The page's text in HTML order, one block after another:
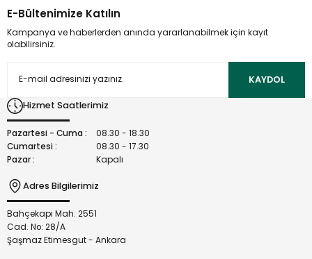
kullanarak tarafımıza iletebilirsiniz.
Görüş ve önerileriniz için teşekkür ederiz.
Ürün açıklamasında eksik bilgiler bulunuyor.
Bu ürüne benzer farklı alternatifler olmalı.
E-Bültenimize Katılın
Kampanya ve haberlerden anında yararlanabilmek için kayıt
olabilirsiniz.
KAYDOL
Hizmet Saatlerimiz
Pazartesi - Cuma :
08.30 - 18.30
Cumartesi :
08.30 - 17.30
Pazar :
Kapalı
Adres Bilgilerimiz
Bahçekapı Mah. 2551
Cad. No: 28/A
Şaşmaz Etimesgut - Ankara